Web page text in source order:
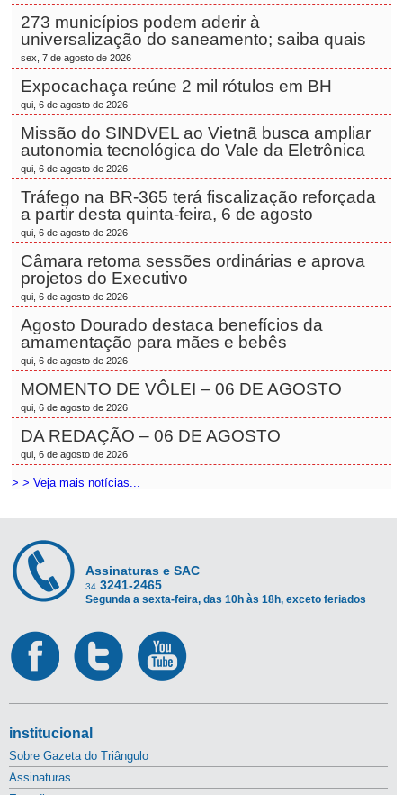
273 municípios podem aderir à
universalização do saneamento; saiba quais
sex, 7 de agosto de 2026
Expocachaça reúne 2 mil rótulos em BH
qui, 6 de agosto de 2026
Missão do SINDVEL ao Vietnã busca ampliar
autonomia tecnológica do Vale da Eletrônica
qui, 6 de agosto de 2026
Tráfego na BR-365 terá fiscalização reforçada
a partir desta quinta-feira, 6 de agosto
qui, 6 de agosto de 2026
Câmara retoma sessões ordinárias e aprova
projetos do Executivo
qui, 6 de agosto de 2026
Agosto Dourado destaca benefícios da
amamentação para mães e bebês
qui, 6 de agosto de 2026
MOMENTO DE VÔLEI – 06 DE AGOSTO
qui, 6 de agosto de 2026
DA REDAÇÃO – 06 DE AGOSTO
qui, 6 de agosto de 2026
> > Veja mais notícias...
Assinaturas e SAC
34 3241-2465
Segunda a sexta-feira, das 10h às 18h, exceto feriados
institucional
Sobre Gazeta do Triângulo
Assinaturas